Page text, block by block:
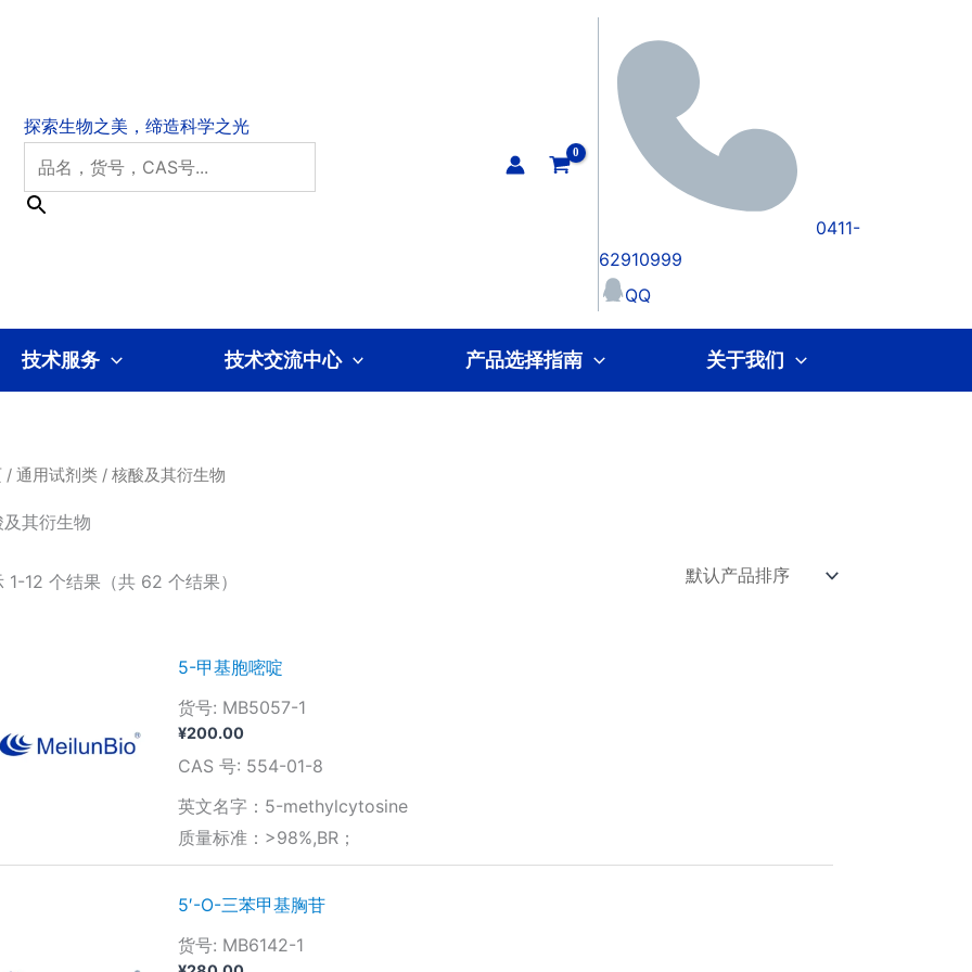
0411-
62910999
QQ
技术服务 技术交流中心 产品选择指南 关于我们
/ 通用试剂类 / 核酸及其衍生物
其衍生物
1-12 个结果（共 62 个结果）
5-甲基胞嘧啶
货号: MB5057-1
¥200.00
CAS 号: 554-01-8
英文名字：5-methylcytosine
质量标准：>98%,BR；
5′-O-三苯甲基胸苷
货号: MB6142-1